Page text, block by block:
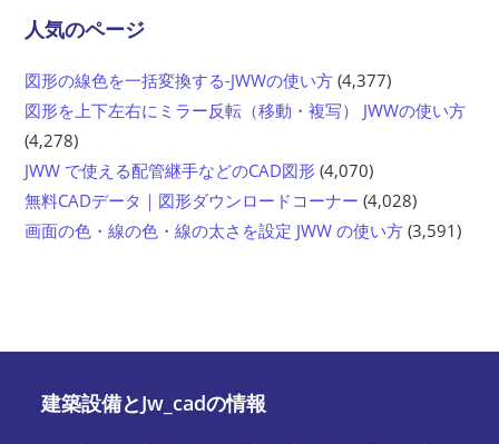
人気のページ
図形の線色を一括変換する-JWWの使い方 (4,377)
図形を上下左右にミラー反転（移動・複写） JWWの使い方
(4,278)
JWW で使える配管継手などのCAD図形 (4,070)
無料CADデータ｜図形ダウンロードコーナー (4,028)
画面の色・線の色・線の太さを設定 JWW の使い方 (3,591)
建築設備とJw_cadの情報